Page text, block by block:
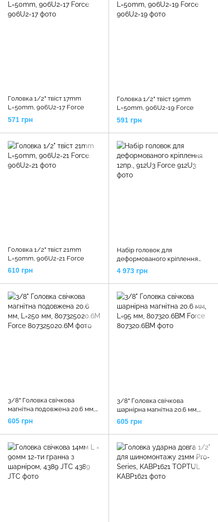
Головка 1/2" твіст 17mm
L=50mm, 906U2-17 Force
571 грн
Головка 1/2" твіст 19mm
L=50mm, 906U2-19 Force
591 грн
Головка 1/2" твіст 21mm
L=50mm, 906U2-21 Force
610 грн
Набір головок для
деформованого кріплення
12пр., 912U3 Force
4 973 грн
3/8" Головка свічкова
магнітна подовжена 20.6 мм,
L=250 мм, 807325020.6M Force
605 грн
3/8" Головка свічкова
шарнірна магнітна 20.6 мм,
L=95 мм, 807320.6BM Force
605 грн